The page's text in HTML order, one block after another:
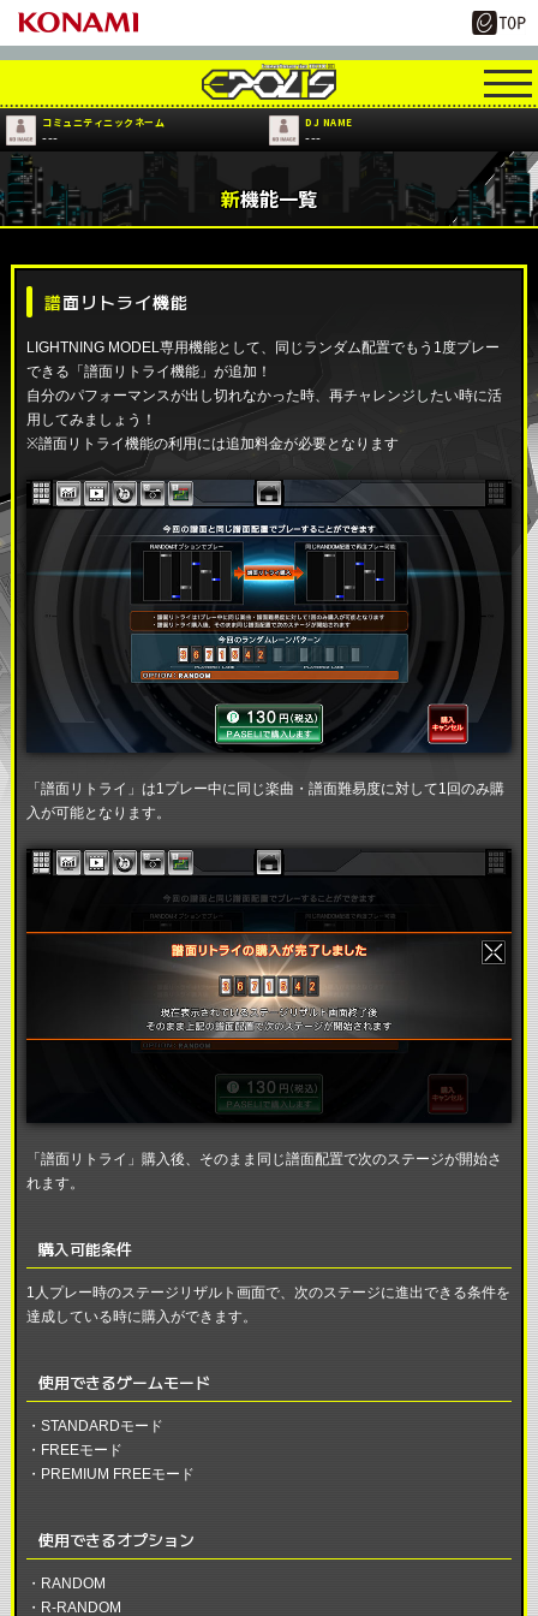
コミュニティニックネーム
---
DJ NAME
---
新機能一覧
譜面リトライ機能
LIGHTNING MODEL専用機能として、同じランダム配置でもう1度プレー
できる「譜面リトライ機能」が追加！
自分のパフォーマンスが出し切れなかった時、再チャレンジしたい時に活
用してみましょう！
※譜面リトライ機能の利用には追加料金が必要となります
「譜面リトライ」は1プレー中に同じ楽曲・譜面難易度に対して1回のみ購
入が可能となります。
「譜面リトライ」購入後、そのまま同じ譜面配置で次のステージが開始さ
れます。
購入可能条件
1人プレー時のステージリザルト画面で、次のステージに進出できる条件を
達成している時に購入ができます。
使用できるゲームモード
・STANDARDモード
・FREEモード
・PREMIUM FREEモード
使用できるオプション
・RANDOM
・R-RANDOM